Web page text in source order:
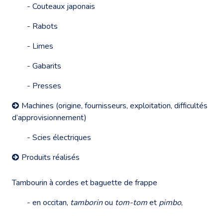
- Couteaux japonais
- Rabots
- Limes
- Gabarits
- Presses
Machines (origine, fournisseurs, exploitation, difficultés
d’approvisionnement)
- Scies électriques
Produits réalisés
Tambourin à cordes et baguette de frappe
- en occitan, tamborinou tom-tomet pimbo,